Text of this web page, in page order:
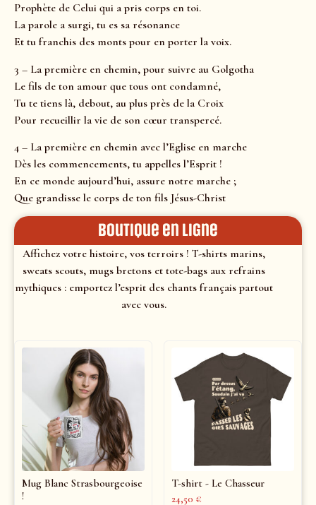
Prophète de Celui qui a pris corps en toi.
La parole a surgi, tu es sa résonance
Et tu franchis des monts pour en porter la voix.
3 – La première en chemin, pour suivre au Golgotha
Le fils de ton amour que tous ont condamné,
Tu te tiens là, debout, au plus près de la Croix
Pour recueillir la vie de son cœur transpercé.
4 – La première en chemin avec l’Eglise en marche
Dès les commencements, tu appelles l’Esprit !
En ce monde aujourd’hui, assure notre marche ;
Que grandisse le corps de ton fils Jésus-Christ
Boutique en ligne
Affichez votre histoire, vos terroirs ! T-shirts marins,
sweats scouts, mugs bretons et tote-bags aux refrains
mythiques : emportez l’esprit des chants français partout
avec vous.
Mug Blanc Strasbourgeoise
!
T-shirt - Le Chasseur
24,50 €